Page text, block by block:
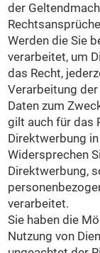
der
Werden die Sie
verarbeitet, um
das Recht,
Verarbeitung
Daten zum
gilt auch für das
Direktwerbung
Widersprechen
Direktwerbung,
verarbeitet.
Sie haben die
Nutzung von